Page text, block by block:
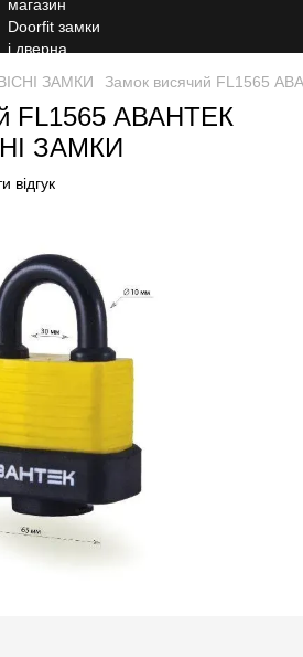
ЗАМКИ Замок висячий FL1565
FL1565 АВАНТЕК
ЗАМКИ
відгук